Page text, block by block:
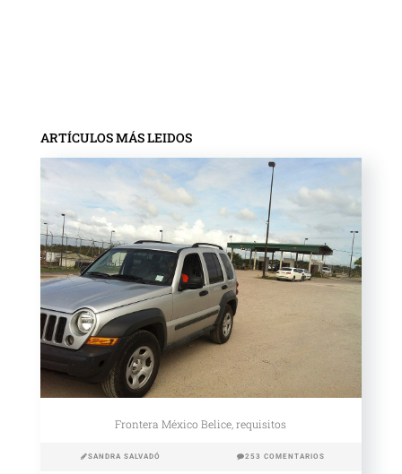
ARTÍCULOS MÁS LEIDOS
Frontera México Belice, requisitos
SANDRA SALVADÓ 253 COMENTARIOS